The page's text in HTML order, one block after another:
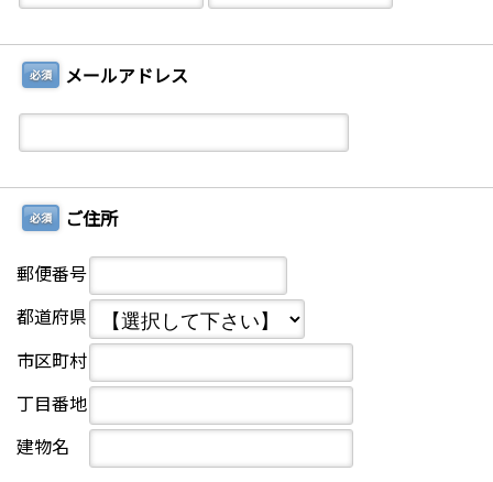
必須 メールアドレス
必須 ご住所
郵便番号
都道府県
市区町村
丁目番地
建物名